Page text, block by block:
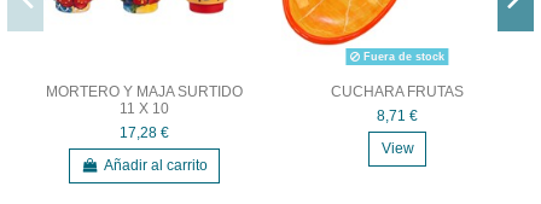
MORTERO Y MAJA SURTIDO
11 X 10
17,28 €
Añadir al carrito
Fuera de stock
CUCHARA FRUTAS
8,71 €
View